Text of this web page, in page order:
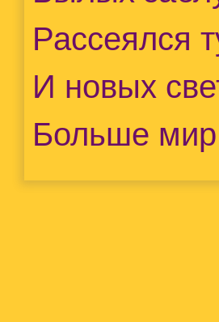
Рассеялся
И новых
Больше